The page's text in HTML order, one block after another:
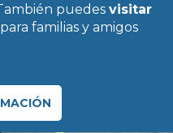
puedes visitar
familias y amigos